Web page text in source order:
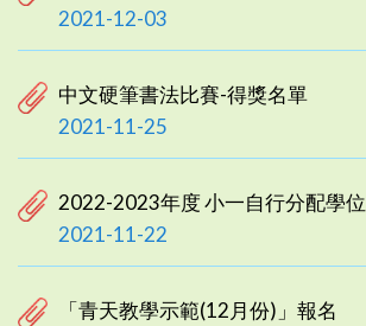
2021-12-03
中文硬筆書法比賽-得獎名單
2021-11-25
2022-2023年度 小一自行分配學位
2021-11-22
「青天教學示範(12月份)」報名